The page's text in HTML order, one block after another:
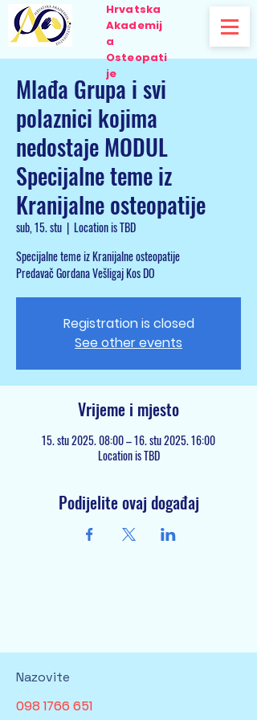
Hrvatska
Akademij
a
Osteopati
je
Mlađa Grupa i svi
polaznici kojima
nedostaje MODUL
Specijalne teme iz
Kranijalne osteopatije
sub, 15. stu
  |
Location is TBD
Specijalne teme iz Kranijalne osteopatije
Predavač Gordana Vešligaj Kos DO
Registration is closed
See other events
Vrijeme i mjesto
15. stu 2025. 08:00 – 16. stu 2025. 16:00
Location is TBD
Podijelite ovaj događaj
Nazovite
098 1766 651